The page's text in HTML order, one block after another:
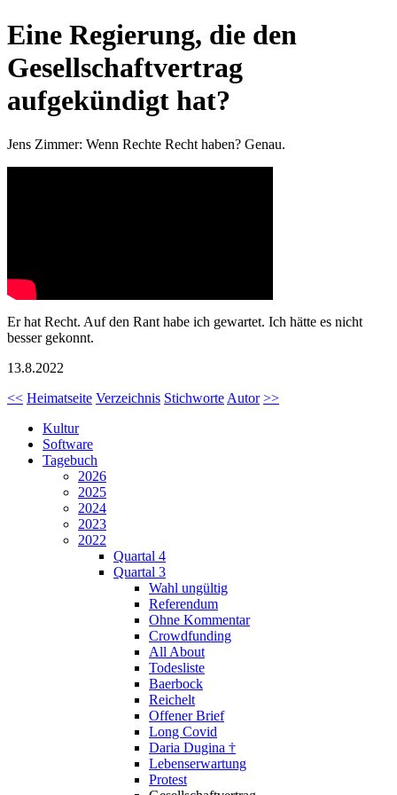
Eine Regierung, die den
Gesellschaftvertrag
aufgekündigt hat?
Jens Zimmer: Wenn Rechte Recht haben? Genau.
Er hat Recht. Auf den Rant habe ich gewartet. Ich hätte es nicht
besser gekonnt.
13.8.2022
<< Heimatseite Verzeichnis Stichworte Autor >>
Kultur
Software
Tagebuch
2026
2025
2024
2023
2022
Quartal 4
Quartal 3
Wahl ungültig
Referendum
Ohne Kommentar
Crowdfunding
All About
Todesliste
Baerbock
Reichelt
Offener Brief
Long Covid
Daria Dugina †
Lebenserwartung
Protest